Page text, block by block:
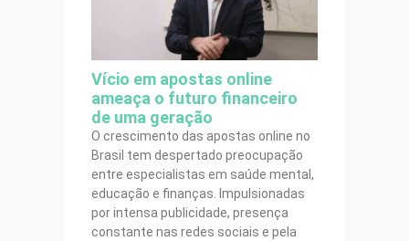
Vício em apostas online
ameaça o futuro financeiro
de uma geração
O crescimento das apostas online no
Brasil tem despertado preocupação
entre especialistas em saúde mental,
educação e finanças. Impulsionadas
por intensa publicidade, presença
constante nas redes sociais e pela